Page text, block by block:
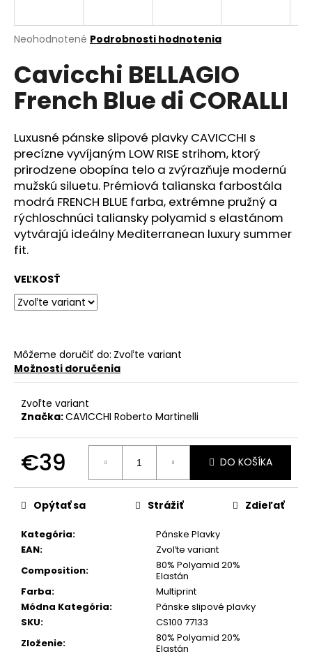
Priemerné
produktu
je
0,0
hviezdičiek.
Neohodnotené Podrobnosti hodnotenia
Cavicchi BELLAGIO
French Blue di CORALLI
Luxusné pánske slipové plavky CAVICCHI s
precízne vyvíjaným LOW RISE strihom, ktorý
prirodzene obopína telo a zvýrazňuje modernú
mužskú siluetu. Prémiová talianska farbostála
modrá FRENCH BLUE farba, extrémne pružný a
rýchloschnúci taliansky polyamid s elastánom
vytvárajú ideálny Mediterranean luxury summer
fit.
VEĽKOSŤ
Môžeme doručiť do: Zvoľte variant
Možnosti doručenia
Zvoľte variant
Značka:CAVICCHI Roberto Martinelli
€39
cena:
DO KOŠÍKA
Kategória:
Pánske Plavky
EAN:
Zvoľte variant
Composition:
80% Polyamid 20%
Elastán
Farba:
Multiprint
Módna Kategória:
Pánske slipové plavky
SKU:
CS100 77133
Zloženie:
80% Polyamid 20%
Elastán
Opýtať sa Strážiť Zdieľať
j
ť
?
HĽADAŤ
O
d
p
r
ú
č
m
e